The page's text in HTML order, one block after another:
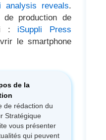
analysis reveals.
production de
: iSuppli Press
le smartphone
de la
de rédaction du
Stratégique
vous présenter
qui peuvent